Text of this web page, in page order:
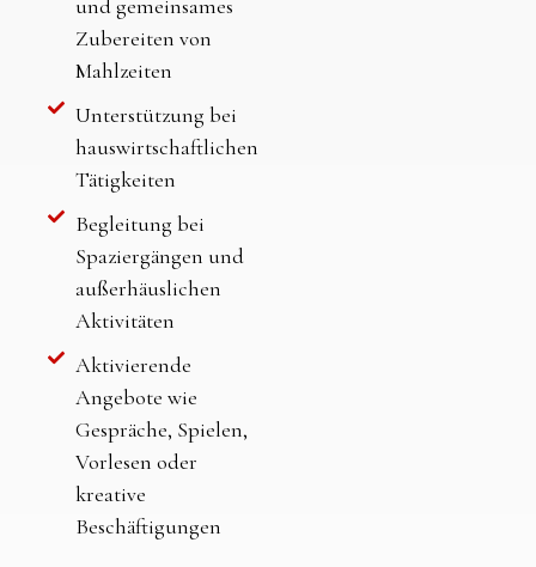
und gemeinsames
Zubereiten von
Mahlzeiten
Unterstützung bei
hauswirtschaftlichen
Tätigkeiten
Begleitung bei
Spaziergängen und
außerhäuslichen
Aktivitäten
Aktivierende
Angebote wie
Gespräche, Spielen,
Vorlesen oder
kreative
Beschäftigungen